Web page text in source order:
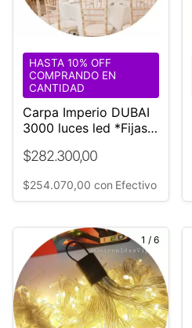
Carpa Imperio DUBAI
3000 luces led *Fijas*
$282.300,00
HASTA 10% OFF
COMPRANDO EN
CANTIDAD
$254.070,00 con Efectivo
1 / 6